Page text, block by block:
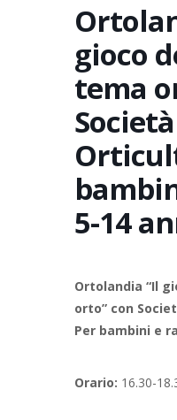
gioco
tema
5-14
Ortolandia “Il
orto” con
Per bambini e
Orario: 16.30-